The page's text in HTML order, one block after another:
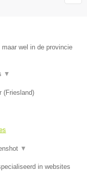
wel in de provincie
▼
(Friesland)
▼
in websites